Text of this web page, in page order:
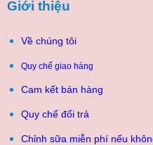
Giới thiệu
Về chúng tôi
Quy chế giao hàng
Cam kết bán hàng
Quy chế đổi trả
Chỉnh sữa miễn phí nếu